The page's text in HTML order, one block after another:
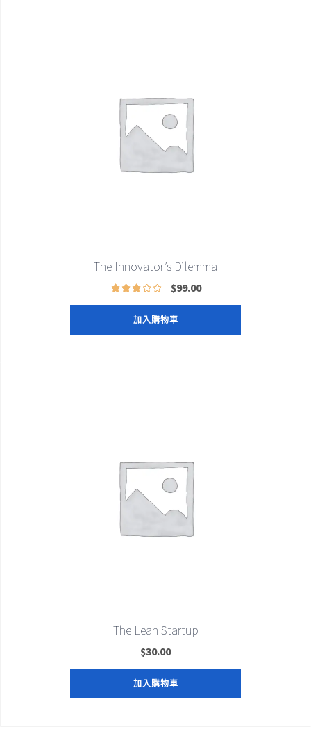
The Innovator’s Dilemma
$99.00
加入購物車
The Lean Startup
$30.00
加入購物車